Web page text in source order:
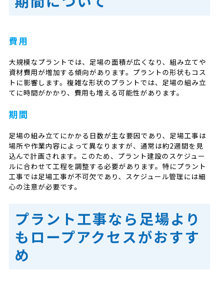
費用
大規模なプラントでは、足場の面積が広くなり、組み立てや
資材費用が増加する傾向があります。プラントの形状もコス
トに影響します。複雑な形状のプラントでは、足場の組み立
てに時間がかかり、費用も増える可能性があります。
期間
足場の組み立てにかかる日数が主な要因であり、足場工事は
場所や作業内容によって異なりますが、通常は約2週間を見
込んで計画されます。このため、プラント建設のスケジュー
ルに合わせて工程を調整する必要があります。特にプラント
工事では足場工事が不可欠であり、スケジュール管理には細
心の注意が必要です。
プラント工事なら足場より
もロープアクセスがおすす
め